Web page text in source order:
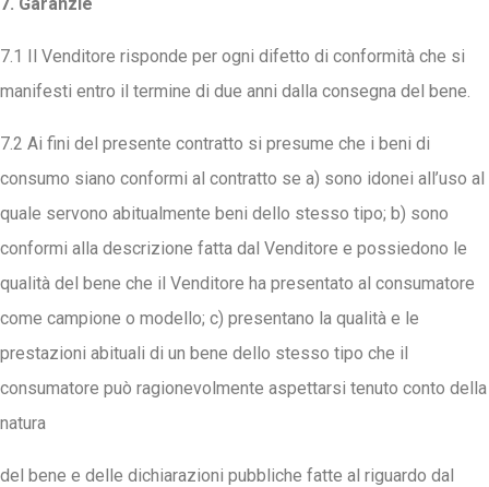
7.1 Il Venditore risponde per ogni difetto di conformità che si
manifesti entro il termine di due anni dalla consegna del bene.
7.2 Ai fini del presente contratto si presume che i beni di
consumo siano conformi al contratto se a) sono idonei all’uso al
quale servono abitualmente beni dello stesso tipo; b) sono
conformi alla descrizione fatta dal Venditore e possiedono le
qualità del bene che il Venditore ha presentato al consumatore
come campione o modello; c) presentano la qualità e le
prestazioni abituali di un bene dello stesso tipo che il
consumatore può ragionevolmente aspettarsi tenuto conto della
natura
del bene e delle dichiarazioni pubbliche fatte al riguardo dal